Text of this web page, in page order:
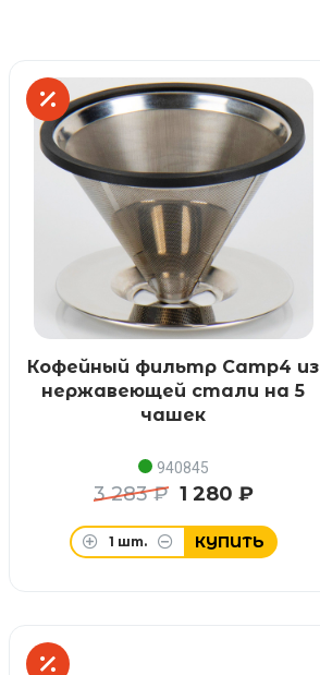
Кофейный фильтр Camp4 из
нержавеющей стали на 5
чашек
940845
3 283 ₽ 1 280 ₽
1 шт. КУПИТЬ